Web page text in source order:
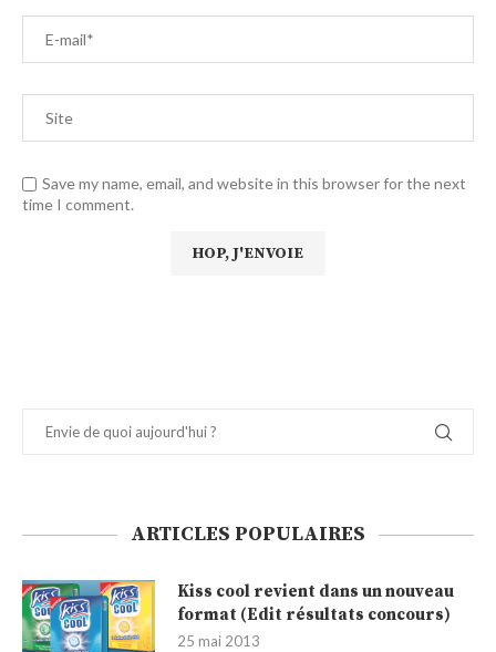
Save my name, email, and website in this browser for the next
time I comment.
ARTICLES POPULAIRES
Kiss cool revient dans un nouveau
format (Edit résultats concours)
25 mai 2013